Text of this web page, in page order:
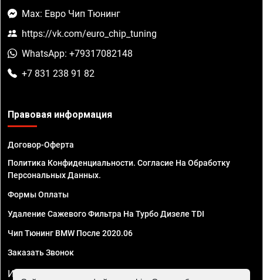
Max: Евро Чип Тюнинг
https://vk.com/euro_chip_tuning
WhatsApp: +79317082148
+7 831 238 91 82
Правовая информация
Договор-Оферта
Политика Конфиденциальности. Согласие На Обработку
Персональных Данных.
Формы Оплаты
Удаление Сажевого Фильтра На Турбо Дизеле TDI
Чип Тюнинг BMW После 2020.06
Заказать Звонок
ИП Смирнов Георгий Павлович. ИНН 781302555843,